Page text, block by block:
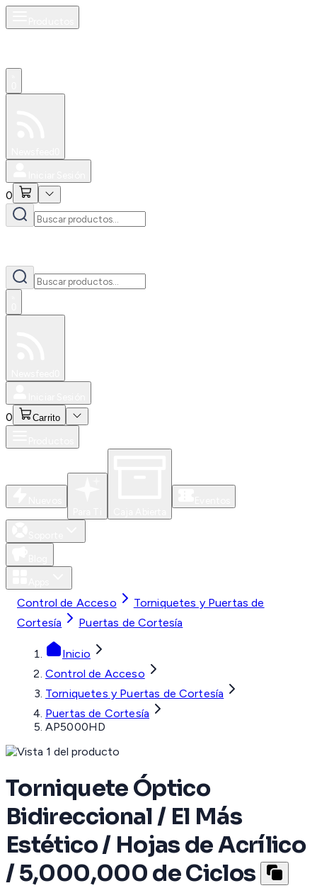
0
0 Carrito
Control de Acceso
Torniquetes y Puertas de
Cortesía
Puertas de Cortesía
Inicio
Control de Acceso
Torniquetes y Puertas de Cortesía
Puertas de Cortesía
AP5000HD
Torniquete Óptico
Bidireccional / El Más
Estético / Hojas de Acrílico
/ 5,000,000 de Ciclos